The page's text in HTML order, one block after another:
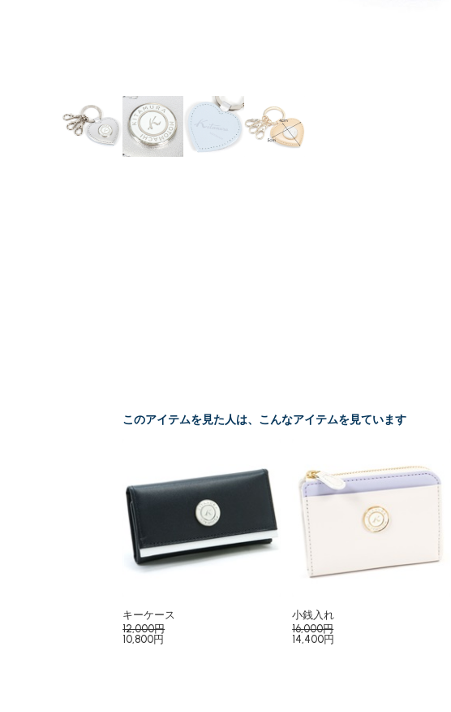
このアイテムを見た人は、こんなアイテムを見ています
キーケース
12,000円
10,800円
小銭入れ
16,000円
14,400円